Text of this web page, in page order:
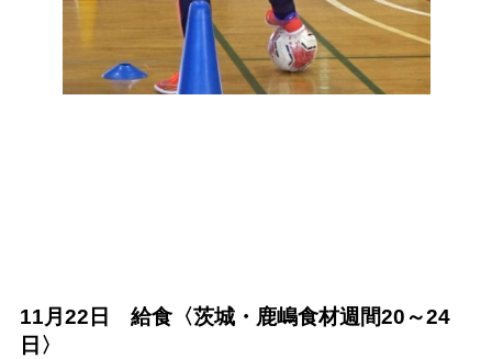
11月22日 給食〈茨城・鹿嶋食材週間20～24
日〉